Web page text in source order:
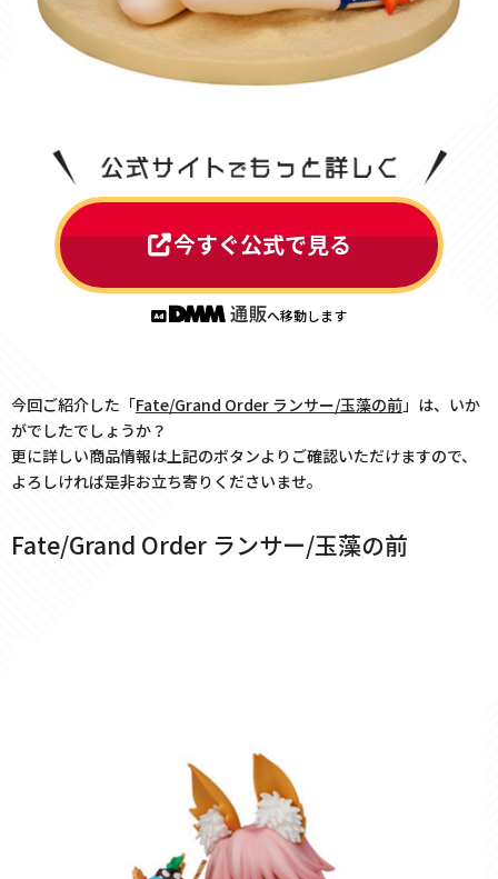
今すぐ公式で見る
へ移動します
今回ご紹介した「Fate/Grand Order ランサー/玉藻の前」は、いか
がでしたでしょうか？
更に詳しい商品情報は上記のボタンよりご確認いただけますので、
よろしければ是非お立ち寄りくださいませ。
Fate/Grand Order ランサー/玉藻の前